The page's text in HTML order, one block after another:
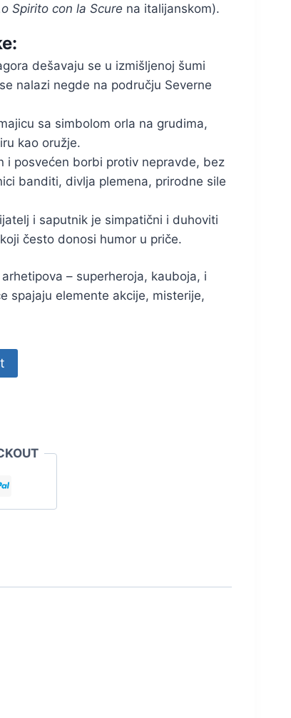
Spirito con la Scure na italijanskom).
dešavaju se u izmišljenoj šumi
nalazi negde na području Severne
sa simbolom orla na grudima,
kao oružje.
i posvećen borbi protiv nepravde, bez
banditi, divlja plemena, prirodne sile
i saputnik je simpatični i duhoviti
često donosi humor u priče.
– superheroja, kauboja, i
spajaju elemente akcije, misterije,